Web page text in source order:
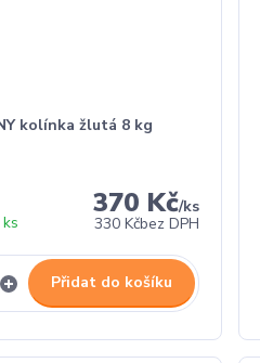
kolínka žlutá 8 kg
370 Kč/ks
330 Kčbez DPH
Přidat do košíku